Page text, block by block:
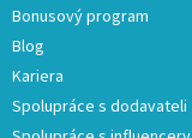
Bonusový program
Blog
Kariera
Spolupráce s dodavateli